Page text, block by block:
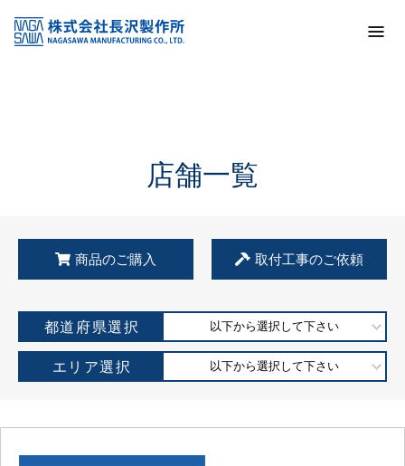
KSS加盟店・取扱店情報
店舗一覧
店舗一覧
商品のご購入 取付工事のご依頼
都道府県選択 以下から選択して下さい
エリア選択 以下から選択して下さい